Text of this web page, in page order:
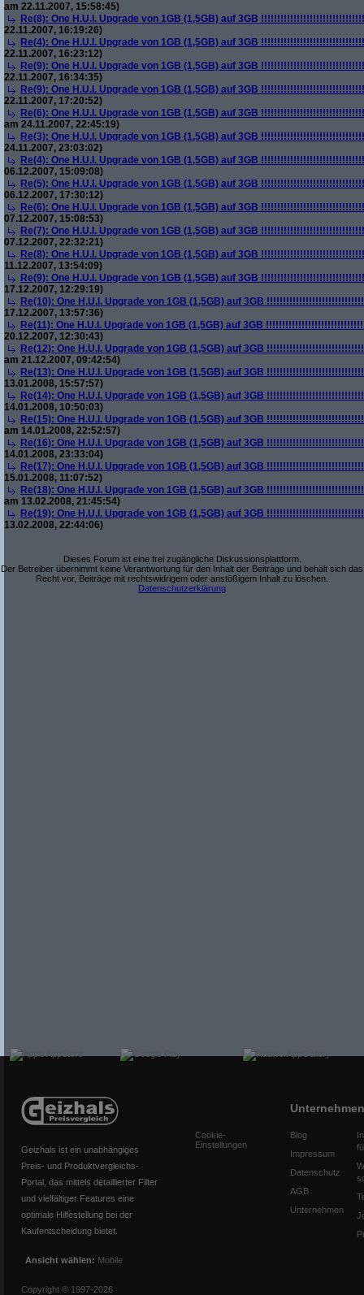
am 22.11.2007, 15:58:45)
Re(8): One H.U.I. Upgrade von 1GB (1,5GB) auf 3GB
22.11.2007, 16:19:26)
Re(4): One H.U.I. Upgrade von 1GB (1,5GB) auf 3GB
22.11.2007, 16:23:12)
Re(9): One H.U.I. Upgrade von 1GB (1,5GB) auf 3GB
22.11.2007, 16:34:35)
Re(9): One H.U.I. Upgrade von 1GB (1,5GB) auf 3GB
22.11.2007, 17:20:52)
Re(6): One H.U.I. Upgrade von 1GB (1,5GB) auf 3GB
am 24.11.2007, 22:45:19)
Re(3): One H.U.I. Upgrade von 1GB (1,5GB) auf 3GB
24.11.2007, 23:03:02)
Re(4): One H.U.I. Upgrade von 1GB (1,5GB) auf 3GB
06.12.2007, 15:09:08)
Re(5): One H.U.I. Upgrade von 1GB (1,5GB) auf 3GB
06.12.2007, 17:30:12)
Re(6): One H.U.I. Upgrade von 1GB (1,5GB) auf 3GB
07.12.2007, 15:08:53)
Re(7): One H.U.I. Upgrade von 1GB (1,5GB) auf 3GB
07.12.2007, 22:32:21)
Re(8): One H.U.I. Upgrade von 1GB (1,5GB) auf 3GB
11.12.2007, 13:54:09)
Re(9): One H.U.I. Upgrade von 1GB (1,5GB) auf 3GB
17.12.2007, 12:29:19)
Re(10): One H.U.I. Upgrade von 1GB (1,5GB) auf 3GB
17.12.2007, 13:57:36)
Re(11): One H.U.I. Upgrade von 1GB (1,5GB) auf 3GB
20.12.2007, 12:30:43)
Re(12): One H.U.I. Upgrade von 1GB (1,5GB) auf 3GB
am 21.12.2007, 09:42:54)
Re(13): One H.U.I. Upgrade von 1GB (1,5GB) auf 3GB
13.01.2008, 15:57:57)
Re(14): One H.U.I. Upgrade von 1GB (1,5GB) auf 3GB
14.01.2008, 10:50:03)
Re(15): One H.U.I. Upgrade von 1GB (1,5GB) auf 3GB
am 14.01.2008, 22:52:57)
Re(16): One H.U.I. Upgrade von 1GB (1,5GB) auf 3GB
14.01.2008, 23:33:04)
Re(17): One H.U.I. Upgrade von 1GB (1,5GB) auf 3GB
15.01.2008, 11:07:52)
Re(18): One H.U.I. Upgrade von 1GB (1,5GB) auf 3GB
am 13.02.2008, 21:45:54)
Re(19): One H.U.I. Upgrade von 1GB (1,5GB) auf 3GB
13.02.2008, 22:44:06)
Dieses Forum ist eine frei zugängliche Diskussionsplattform.
Der Betreiber übernimmt keine Verantwortung für den Inhalt der Beiträge und behält sich das
Recht vor, Beiträge mit rechtswidrigem oder anstößigem Inhalt zu löschen.
Datenschutzerklärung
Geizhals ist ein unabhängiges
Preis- und Produktvergleichs-
Portal, das mittels detaillierter Filter
und vielfältiger Features eine
optimale Hilfestellung bei der
Kaufentscheidung bietet.
Ansicht wählen: Mobile
Copyright © 1997-2026
Cookie-
Einstellungen
Unternehmen
Blog
Impressum
Datenschutz
AGB
Unternehmen